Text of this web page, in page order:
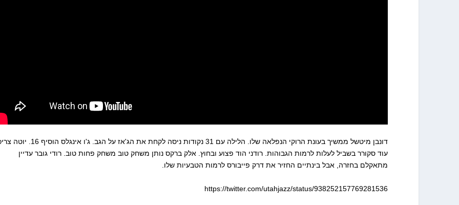
דונבן מיטשל ממשיך בעונת הרוקי הנפלאה שלו. הלילה עם 31 נקודות ניסה לקחת את הג'אז על הגב. ג'ו
עוד סקורר בשביל לעלות לרמות הגבוהות. רודני הוד פצוע ובחוץ. אלק ברקס נותן משחק טוב משחק פחות טוב. רודי גובר עדיין
מתאקלם בחזרה, אבל בינתיים החזיר את דרק פייבורס לרמות הטבעיות שלו.
https://twitter.com/utahjazz/status/938252157769281536